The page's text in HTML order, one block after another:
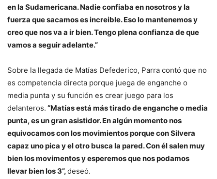
en la Sudamericana. Nadie confiaba en nosotros y la
fuerza que sacamos es increible. Eso lo mantenemos y
creo que nos va a ir bien. Tengo plena confianza de que
vamos a seguir adelante.”
Sobre la llegada de Matías Defederico, Parra contó que no
es competencia directa porque juega de enganche o
media punta y su función es crear juego para los
delanteros. “Matías está más tirado de enganche o media
punta, es un gran asistidor. En algún momento nos
equivocamos con los movimientos porque con Silvera
capaz uno pica y el otro busca la pared. Con él salen muy
bien los movimentos y esperemos que nos podamos
llevar bien los 3”,deseó.